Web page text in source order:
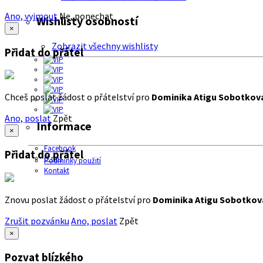
Wishlisty osobností
Zobrazit všechny wishlisty
Informace
Facebook
O nás
Podmínky použití
Kontakt
Ano, vyjmout Ne, ponechat
×
Přidat do přátel
Chceš poslat žádost o přátelství pro Dominika Atigu
Ano, poslat Zpět
×
Přidat do přátel
Znovu poslat žádost o přátelství pro Dominika Atigu
Zrušit pozvánku Ano, poslat Zpět
×
Pozvat blízkého